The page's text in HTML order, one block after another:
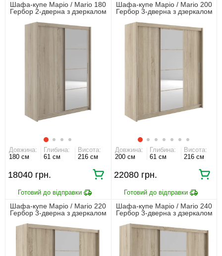
Шафа-купе Маріо / Mario 180
Гербор 2-дверна з дзеркалом
Довжина:
180 см
Глибина:
61 см
Висота:
216 см
18040
Шафа-купе Маріо / Mario 200
Гербор 3-дверна з дзеркалом
Довжина:
200 см
Глибина:
61 см
Висота:
216 см
22080
Шафа-купе Маріо / Mario 220
Гербор 3-дверна з дзеркалом
Шафа-купе Маріо / Mario 240
Гербор 3-дверна з дзеркалом